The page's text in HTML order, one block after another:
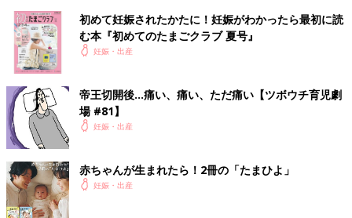
初めて妊娠されたかたに！妊娠がわかったら最初に読
む本『初めてのたまごクラブ 夏号』
妊娠・出産
帝王切開後…痛い、痛い、ただ痛い【ツボウチ育児劇
場 #81】
妊娠・出産
赤ちゃんが生まれたら！2冊の「たまひよ」
妊娠・出産